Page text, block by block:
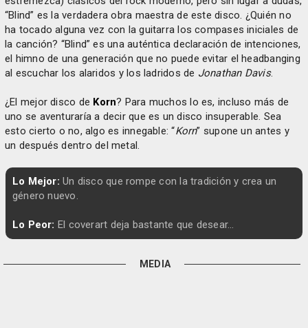
“Blind” es la verdadera obra maestra de este disco. ¿Quién no
ha tocado alguna vez con la guitarra los compases iniciales de
la canción? “Blind” es una auténtica declaración de intenciones,
el himno de una generación que no puede evitar el headbanging
al escuchar los alaridos y los ladridos de Jonathan Davis.
¿El mejor disco de Korn? Para muchos lo es, incluso más de
uno se aventuraría a decir que es un disco insuperable. Sea
esto cierto o no, algo es innegable: “Korn” supone un antes y
un después dentro del metal.
Lo Mejor: Un disco que rompe con la tradición y crea un
género nuevo.
Lo Peor: El coverart deja bastante que desear...
MEDIA